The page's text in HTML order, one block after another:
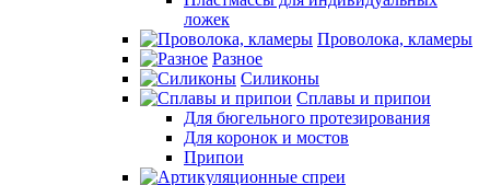
ложек
Проволока, кламеры
Разное
Силиконы
Сплавы и припои
Для бюгельного протезирования
Для коронок и мостов
Припои